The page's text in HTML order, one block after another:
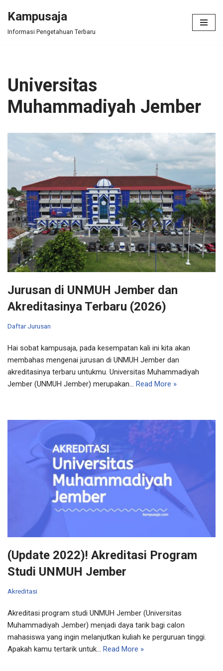
Skip
Kampusaja
Informasi Pengetahuan Terbaru
Universitas
Muhammadiyah Jember
Jurusan di UNMUH Jember dan
Akreditasinya Terbaru (2026)
Daftar Jurusan
Hai sobat kampusaja, pada kesempatan kali ini kita akan
membahas mengenai jurusan di UNMUH Jember dan
akreditasinya terbaru untukmu. Universitas Muhammadiyah
Jember (UNMUH Jember) merupakan… Read More »
(Update 2022)! Akreditasi Program
Studi UNMUH Jember
Akreditasi
Akreditasi program studi UNMUH Jember (Universitas
Muhammadiyah Jember) menjadi daya tarik bagi calon
mahasiswa yang ingin melanjutkan kuliah ke perguruan tinggi.
Apakah kamu tertarik untuk… Read More »